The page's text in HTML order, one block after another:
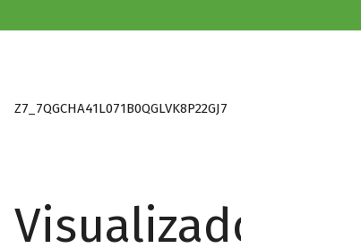
Z7_7QGCHA41L071B0QGLVK8P22GJ7
Visualizador